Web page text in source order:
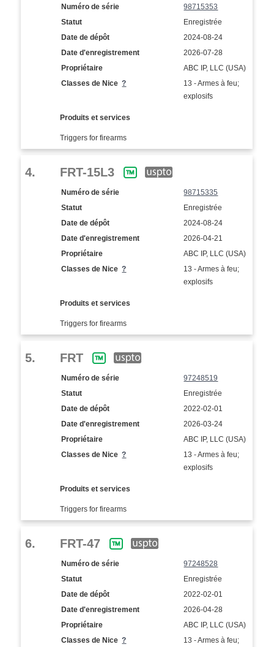
Numéro de série
98715353
Statut
Enregistrée
Date de dépôt
2024-08-24
Date d'enregistrement
2026-07-28
Propriétaire
ABC IP, LLC (USA)
Classes de Nice?
13 - Armes à feu;
explosifs
Produits et services
Triggers for firearms
4. FRT-15L3
Numéro de série
98715335
Statut
Enregistrée
Date de dépôt
2024-08-24
Date d'enregistrement
2026-04-21
Propriétaire
ABC IP, LLC (USA)
Classes de Nice?
13 - Armes à feu;
explosifs
Produits et services
Triggers for firearms
5. FRT
Numéro de série
97248519
Statut
Enregistrée
Date de dépôt
2022-02-01
Date d'enregistrement
2026-03-24
Propriétaire
ABC IP, LLC (USA)
Classes de Nice?
13 - Armes à feu;
explosifs
Produits et services
Triggers for firearms
6. FRT-47
Numéro de série
97248528
Statut
Enregistrée
Date de dépôt
2022-02-01
Date d'enregistrement
2026-04-28
Propriétaire
ABC IP, LLC (USA)
Classes de Nice? 13 - Armes à feu;